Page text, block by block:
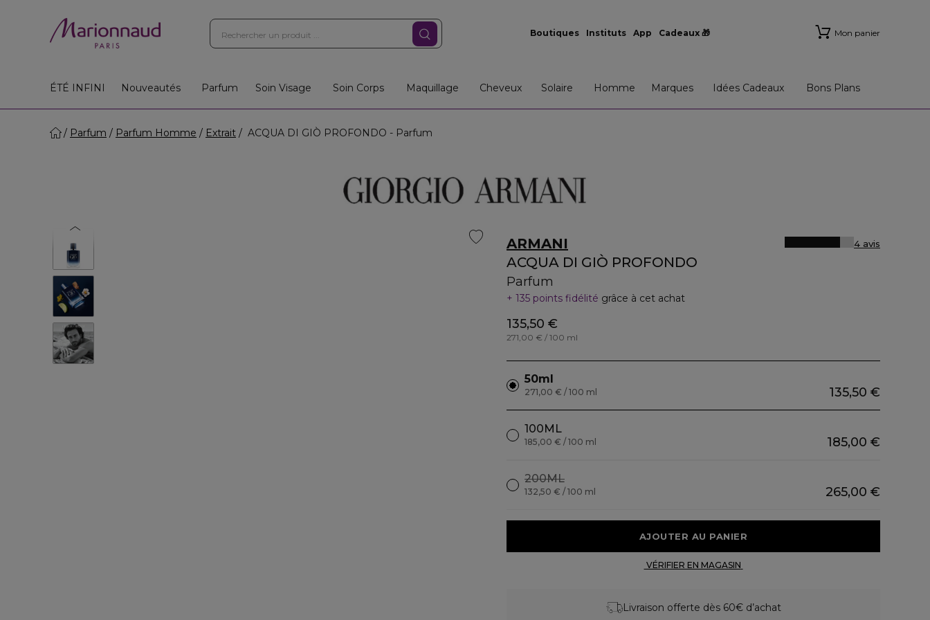
Boutiques Instituts App Cadeaux 🎁 Mon panier
ÉTÉ INFINI Nouveautés Parfum Soin Visage Soin Corps Maquillage Cheveux Solaire Homme Marques Idées Cadeaux Bons Plans
Parfum Parfum Homme Extrait ACQUA DI GIÒ PROFONDO - Parfum
ARMANI
ACQUA DI GIÒ PROFONDO
Parfum
4 avis
135 points fidélité grâce à cet achat
135,50 €
271,00 € / 100 ml
50ml
135,50 €
271,00 € / 100 ml
100ML
185,00 €
185,00 € / 100 ml
200ML
265,00 €
132,50 € / 100 ml
Livraison offerte dès 60€ d’achat